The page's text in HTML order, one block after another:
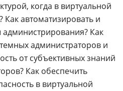
когда в виртуальной
Как автоматизировать и
Как
администраторов и
от субъективных знаний
Как обеспечить
в виртуальной